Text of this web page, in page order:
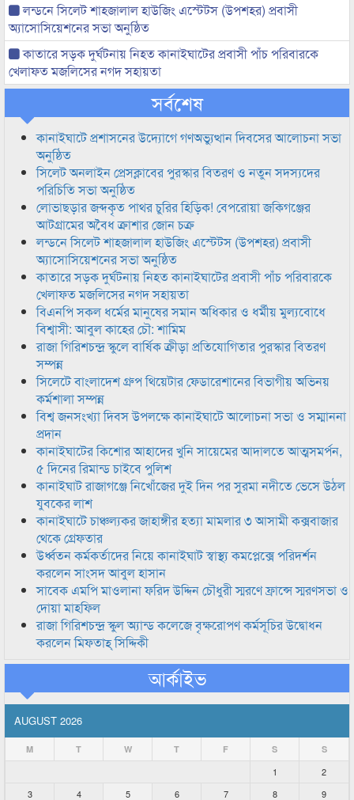
লন্ডনে সিলেট শাহজালাল হাউজিং এস্টেটস (উপশহর) প্রবাসী
অ্যাসোসিয়েশনের সভা অনুষ্ঠিত
কাতারে সড়ক দুর্ঘটনায় নিহত কানাইঘাটের প্রবাসী পাঁচ পরিবারকে
খেলাফত মজলিসের নগদ সহায়তা
সর্বশেষ
কানাইঘাটে প্রশাসনের উদ্যোগে গণঅভ্যুত্থান দিবসের আলোচনা সভা
অনুষ্ঠিত
সিলেট অনলাইন প্রেসক্লাবের পুরস্কার বিতরণ ও নতুন সদস্যদের
পরিচিতি সভা অনুষ্ঠিত
লোভাছড়ার জব্দকৃত পাথর চুরির হিড়িক! বেপরোয়া জকিগঞ্জের
আটগ্রামের অবৈধ ক্রাশার জোন চক্র
লন্ডনে সিলেট শাহজালাল হাউজিং এস্টেটস (উপশহর) প্রবাসী
অ্যাসোসিয়েশনের সভা অনুষ্ঠিত
কাতারে সড়ক দুর্ঘটনায় নিহত কানাইঘাটের প্রবাসী পাঁচ পরিবারকে
খেলাফত মজলিসের নগদ সহায়তা
বিএনপি সকল ধর্মের মানুষের সমান অধিকার ও ধর্মীয় মুল্যবোধে
বিশ্বাসী: আবুল কাহের চৌ: শামিম
রাজা গিরিশচন্দ্র স্কুলে বার্ষিক ক্রীড়া প্রতিযোগিতার পুরস্কার বিতরণ
সম্পন্ন
সিলেটে বাংলাদেশ গ্রুপ থিয়েটার ফেডারেশানের বিভাগীয় অভিনয়
কর্মশালা সম্পন্ন
বিশ্ব জনসংখ্যা দিবস উপলক্ষে কানাইঘাটে আলোচনা সভা ও সম্মাননা
প্রদান
কানাইঘাটের কিশোর আহাদের খুনি সায়েমের আদালতে আত্মসমর্পন,
৫ দিনের রিমান্ড চাইবে পুলিশ
কানাইঘাট রাজাগঞ্জে নিখোঁজের দুই দিন পর সুরমা নদীতে ভেসে উঠল
যুবকের লাশ
কানাইঘাটে চাঞ্চল্যকর জাহাঙ্গীর হত্যা মামলার ৩ আসামী কক্সবাজার
থেকে গ্রেফতার
উর্ধ্বতন কর্মকর্তাদের নিয়ে কানাইঘাট স্বাস্থ্য কমপ্লেক্সে পরিদর্শন
করলেন সাংসদ আবুল হাসান
সাবেক এমপি মাওলানা ফরিদ উদ্দিন চৌধুরী স্মরণে ফ্রান্সে স্মরণসভা ও
দোয়া মাহফিল
রাজা গিরিশচন্দ্র স্কুল অ্যান্ড কলেজে বৃক্ষরোপণ কর্মসূচির উদ্বোধন
করলেন মিফতাহ্ সিদ্দিকী
আর্কাইভ
AUGUST 2026
M T W T F S S
1
2
3
4 5 6 7 8 9